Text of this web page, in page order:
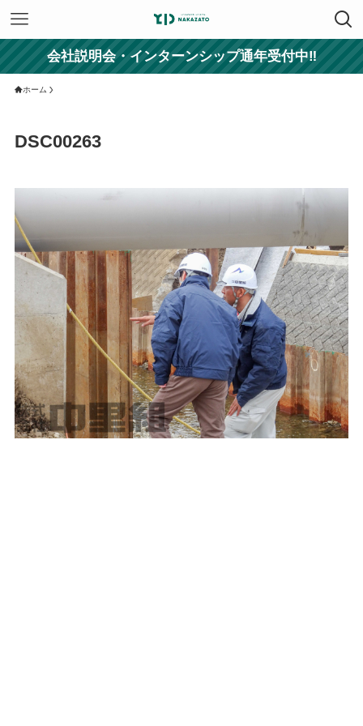
会社説明会・インターンシップ通年受付中‼
ホーム
DSC00263